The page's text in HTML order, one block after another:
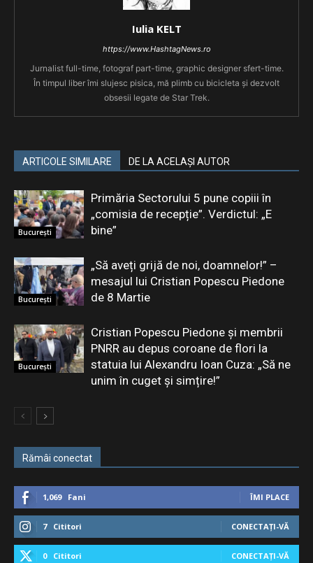
Iulia KELT
https://www.HashtagNews.ro
Jurnalist full-time, fotograf part-time, graphic designer sfert-time.
În timpul liber îmi slujesc pisica, mă plimb cu bicicleta și dezvolt
obsesii legate de Star Trek.
ARTICOLE SIMILARE DE LA ACELAȘI AUTOR
București
Primăria Sectorului 5 pune copiii în
„comisia de recepție”. Verdictul: „E
bine”
București
„Să aveți grijă de noi, doamnelor!” –
mesajul lui Cristian Popescu Piedone
de 8 Martie
București
Cristian Popescu Piedone și membrii
PNRR au depus coroane de flori la
statuia lui Alexandru Ioan Cuza: „Să ne
unim în cuget și simțire!”
Rămâi conectat
1,069 Fani ÎMI PLACE
7 Cititori CONECTAȚI-VĂ
0 Cititori CONECTAȚI-VĂ